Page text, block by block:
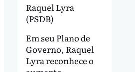
Raquel Lyra
(PSDB)
Em seu Plano de
Governo, Raquel
Lyra reconhece o